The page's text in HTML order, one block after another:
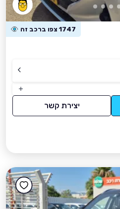
1747 צפו ברכב זה
יצירת קשר